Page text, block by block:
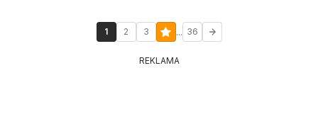
1 2 3 ... 36
REKLAMA